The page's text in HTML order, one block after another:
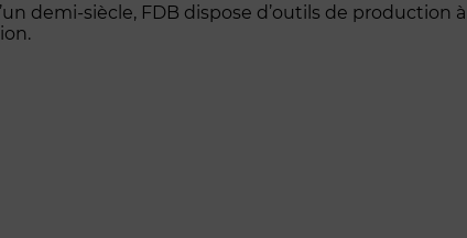
demi-siècle, FDB dispose d’outils de